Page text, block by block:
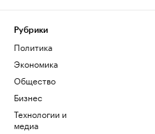
Рубрики
Политика
Экономика
Общество
Бизнес
Технологии и
медиа